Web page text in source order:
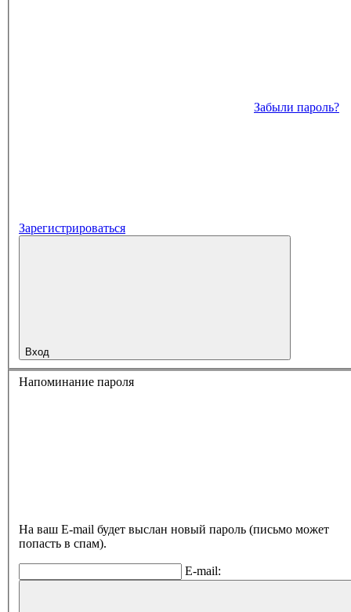
Забыли пароль?
Зарегистрироваться
Вход
Напоминание пароля
На ваш E-mail будет выслан новый пароль (письмо может
попасть в спам).
E-mail: